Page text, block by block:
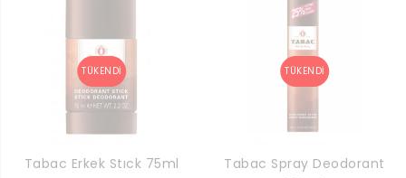
Tabac Erkek Stıck 75ml
Tabac Spray Deodorant